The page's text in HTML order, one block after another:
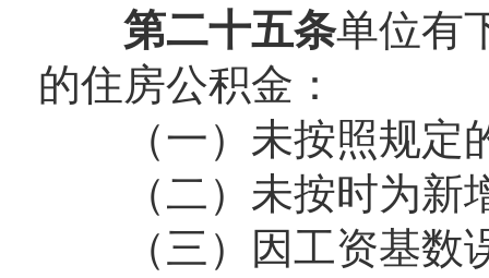
第二十五条单位有
的住房公积金：
（一）未按照规定
（二）未按时为新
（三）因工资基数误